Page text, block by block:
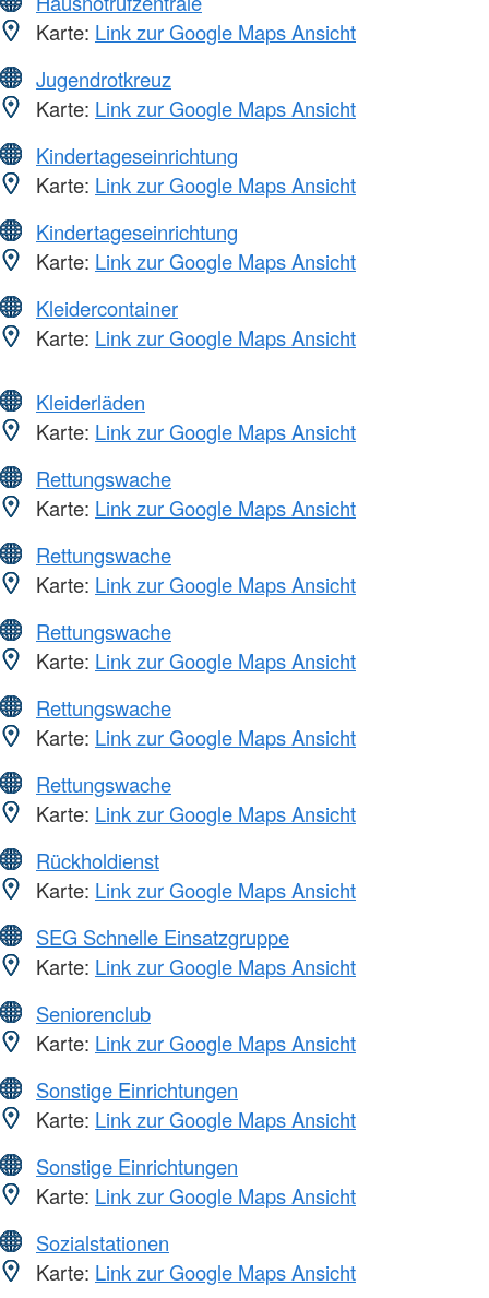
Karte: Link zur Google Maps Ansicht
Jugendrotkreuz
Karte: Link zur Google Maps Ansicht
Kindertageseinrichtung
Karte: Link zur Google Maps Ansicht
Kindertageseinrichtung
Karte: Link zur Google Maps Ansicht
Kleidercontainer
Karte: Link zur Google Maps Ansicht
Kleiderläden
Karte: Link zur Google Maps Ansicht
Rettungswache
Karte: Link zur Google Maps Ansicht
Rettungswache
Karte: Link zur Google Maps Ansicht
Rettungswache
Karte: Link zur Google Maps Ansicht
Rettungswache
Karte: Link zur Google Maps Ansicht
Rettungswache
Karte: Link zur Google Maps Ansicht
Rückholdienst
Karte: Link zur Google Maps Ansicht
SEG Schnelle Einsatzgruppe
Karte: Link zur Google Maps Ansicht
Seniorenclub
Karte: Link zur Google Maps Ansicht
Sonstige Einrichtungen
Karte: Link zur Google Maps Ansicht
Sonstige Einrichtungen
Karte: Link zur Google Maps Ansicht
Sozialstationen
Karte: Link zur Google Maps Ansicht